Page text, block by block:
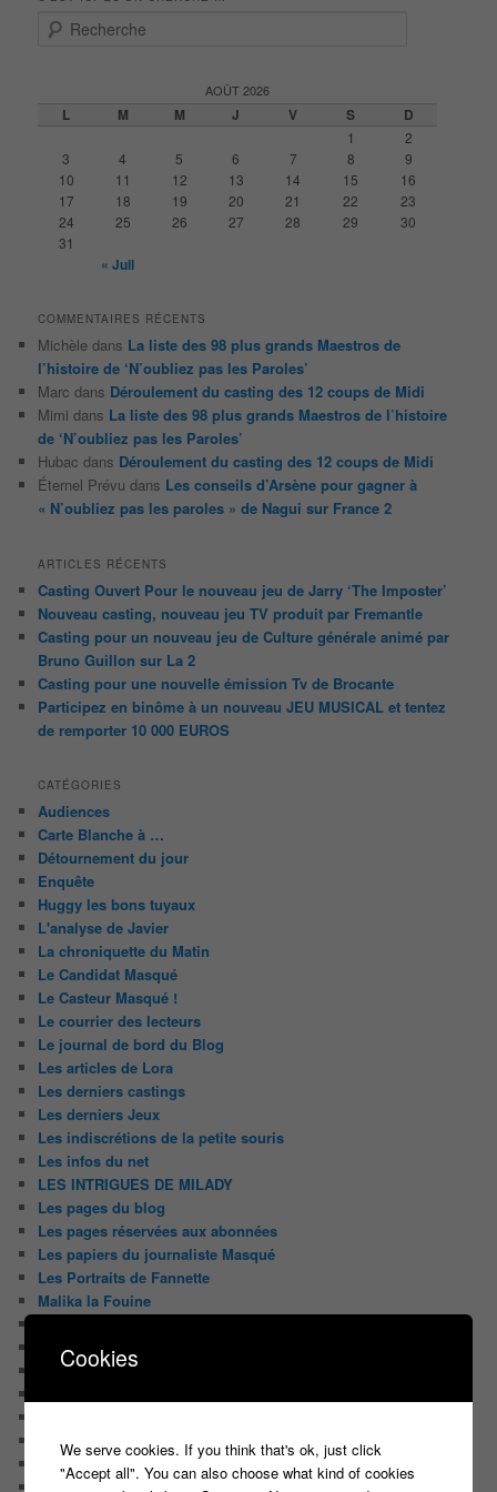
AOÛT 2026
L M M J V S D
1
2
3
4 5 6 7 8
9
10
11 12 13 14 15
16
17
18 19 20 21 22
23
24
25 26 27 28 29
30
31
« Juil
COMMENTAIRES RÉCENTS
Michèle dans La liste des 98 plus grands Maestros de
l’histoire de ‘N’oubliez pas les Paroles’
Marc dans Déroulement du casting des 12 coups de Midi
Mimi dans La liste des 98 plus grands Maestros de l’histoire
de ‘N’oubliez pas les Paroles’
Hubac dans Déroulement du casting des 12 coups de Midi
Éternel Prévu dans Les conseils d’Arsène pour gagner à
« N’oubliez pas les paroles » de Nagui sur France 2
ARTICLES RÉCENTS
Casting Ouvert Pour le nouveau jeu de Jarry ‘The Imposter’
Nouveau casting, nouveau jeu TV produit par Fremantle
Casting pour un nouveau jeu de Culture générale animé par
Bruno Guillon sur La 2
Casting pour une nouvelle émission Tv de Brocante
Participez en binôme à un nouveau JEU MUSICAL et tentez
de remporter 10 000 EUROS
CATÉGORIES
Audiences
Carte Blanche à …
Détournement du jour
Enquête
Huggy les bons tuyaux
L'analyse de Javier
La chroniquette du Matin
Le Candidat Masqué
Le Casteur Masqué !
Le courrier des lecteurs
Le journal de bord du Blog
Les articles de Lora
Les derniers castings
Les derniers Jeux
Les indiscrétions de la petite souris
Les infos du net
LES INTRIGUES DE MILADY
Les pages du blog
Les pages réservées aux abonnées
Les papiers du journaliste Masqué
Les Portraits de Fannette
Malika la Fouine
On a testé pour vous
Public aux enregistrements
Top Infojeuxtv
uncategorized
Vous avez la parole
Cookies
We serve cookies. If you think that's ok, just click
"Accept all". You can also choose what kind of cookies